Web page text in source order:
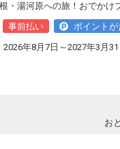
・湯河原への旅！おでかけ
事前払い ポイントが
2026年8月7日～2027年3月31
お